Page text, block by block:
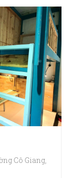
Cô Giang, Quận 1,